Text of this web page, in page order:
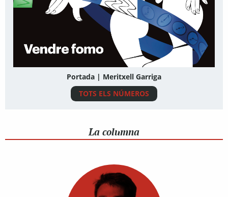
Portada | Meritxell Garriga
TOTS ELS NÚMEROS
La columna